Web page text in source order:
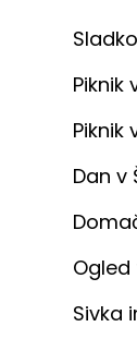
Piknik
Piknik
Dan v
Sivka